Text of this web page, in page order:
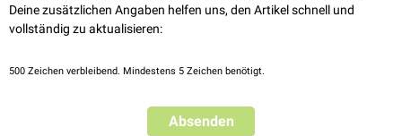
kommt es zu einerAntigen-Antikörper-Reaktion, welche die
Hämagglutinine deaktiviert. Sie wird dadurch sichtbar, dass danach
"Hemmtest".
bestimmen, wird das Serum seriell verdünnt, so dass eine
entsteht. Je größer die Verdünnung, desto weniger
Deine zusätzlichen Angaben helfen uns, den Artikel schnell und
vollständig zu aktualisieren:
500 Zeichen verbleibend. Mindestens 5 Zeichen benötigt.
Absenden